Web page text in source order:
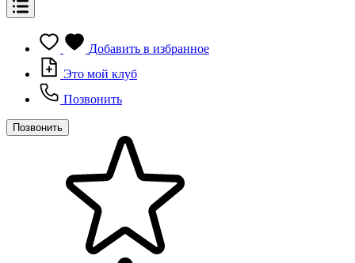
Добавить в избранное
Это мой клуб
Позвонить
Позвонить